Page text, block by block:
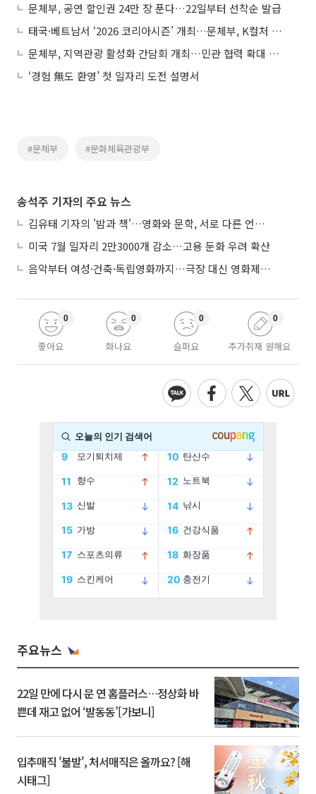
문체부, 공연 할인권 24만 장 푼다…22일부터 선착순 발급
태국·베트남서 ‘2026 코리아시즌’ 개최…문체부, K컬처 확산 나선다
문체부, 지역관광 활성화 간담회 개최…민관 협력 확대 논의
‘경험 無도 환영’ 첫 일자리 도전 설명서
#문체부 #문화체육관광부
송석주 기자의 주요 뉴스
김유태 기자의 '밤과 책'…영화와 문학, 서로 다른 언어를 읽다
미국 7월 일자리 2만3000개 감소…고용 둔화 우려 확산
음악부터 여성·건축·독립영화까지…극장 대신 영화제로 즐기는 스크린 여행
좋아요
0
화나요
0
슬퍼요
0
추가취재 원해요
0
주요뉴스
22일 만에 다시 문 연 홈플러스…정상화 바
쁜데 재고 없어 ‘발동동’[가보니]
입추매직 '불발', 처서매직은 올까요? [해
시태그]